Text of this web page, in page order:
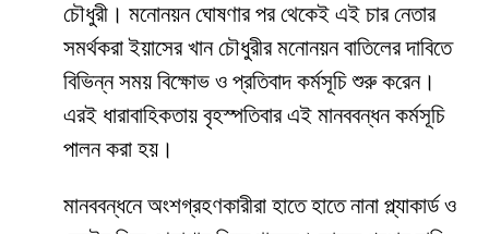
চৌধুরী। মনোনয়ন ঘোষণার পর থেকেই এই চার নেতার
সমর্থকরা ইয়াসের খান চৌধুরীর মনোনয়ন বাতিলের দাবিতে
বিভিন্ন সময় বিক্ষোভ ও প্রতিবাদ কর্মসূচি শুরু করেন।
এরই ধারাবাহিকতায় বৃহস্পতিবার এই মানববন্ধন কর্মসূচি
পালন করা হয়।
মানববন্ধনে অংশগ্রহণকারীরা হাতে হাতে নানা প্ল্যাকার্ড ও